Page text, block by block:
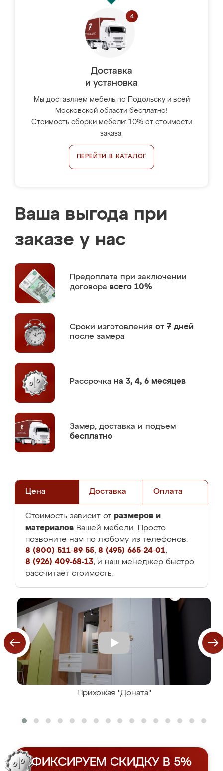
Доставка
и установка
Мы доставляем мебель по Подольску и всей
Московской области бесплатно!
Стоимость сборки мебели: 10% от стоимости
заказа.
ПЕРЕЙТИ В КАТАЛОГ
Ваша выгода при
заказе у нас
Предоплата при заключении
договора всего 10%
Сроки изготовления от 7 дней
после замера
Рассрочка на 3, 4, 6 месяцев
Замер, доставка и подъем
бесплатно
Цена Доставка Оплата
Стоимость зависит от размеров и
материалов Вашей мебели. Просто
позвоните нам по любому из телефонов:
8 (800) 511-89-55, 8 (495) 665-24-01,
8 (926) 409-68-13, и наш менеджер быстро
рассчитает стоимость.
Прихожая "Доната"
ФИКСИРУЕМ СКИДКУ В 5%